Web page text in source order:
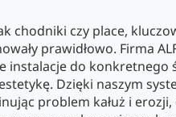
chodniki czy place,
prawidłowo. Firma
instalacje do konkretnego
Dzięki naszym
problem kałuż i erozji,